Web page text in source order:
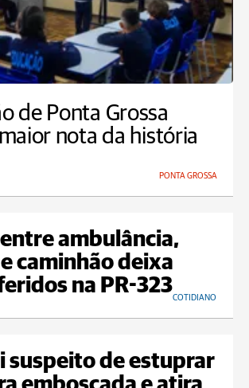
de Ponta Grossa
nota da história
PONTA GROSSA
ambulância,
caminhão deixa
na PR-323
COTIDIANO
suspeito de estuprar